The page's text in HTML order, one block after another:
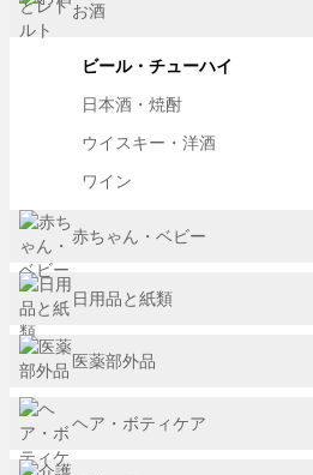
お酒
ビール・チューハイ
日本酒・焼酎
ウイスキー・洋酒
ワイン
赤ちゃん・ベビー
日用品と紙類
医薬部外品
ヘア・ボティケア